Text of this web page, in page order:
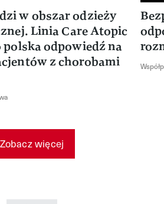
w obszar odzieży
Linia Care Atopic
polska odpowiedź na
z chorobami
Zobacz więcej